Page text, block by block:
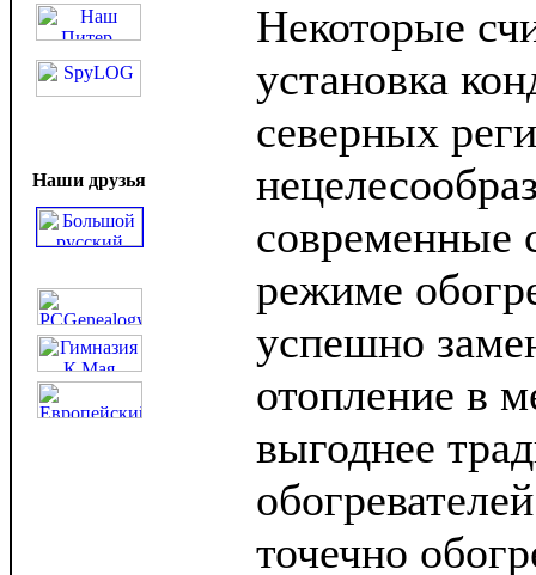
Наши друзья
Некоторые
установка
северных
современные
режиме
успешно
отопление в
выгоднее
точечно